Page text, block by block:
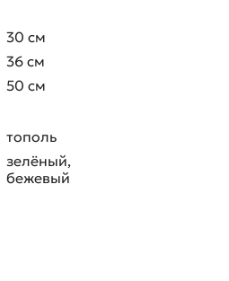
30 см
36 см
50 см
тополь
зелёный,
бежевый